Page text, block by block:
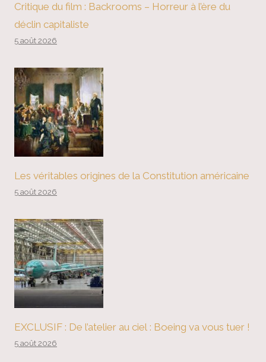
Critique du film : Backrooms – Horreur à l’ère du
déclin capitaliste
5 août 2026
Les véritables origines de la Constitution américaine
5 août 2026
EXCLUSIF : De l’atelier au ciel : Boeing va vous tuer !
5 août 2026